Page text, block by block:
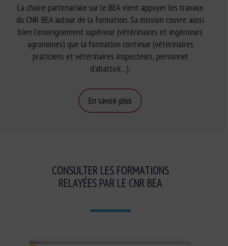
La chaire partenariale sur le BEA vient appuyer les travaux
du CNR BEA autour de la formation. Sa mission couvre aussi
bien l’enseignement supérieur (vétérinaires et ingénieurs
agronomes) que la formation continue (vétérinaires
praticiens et vétérinaires inspecteurs, personnel
d’abattoir…).
En savoir plus
CONSULTER LES FORMATIONS
RELAYÉES PAR LE CNR BEA